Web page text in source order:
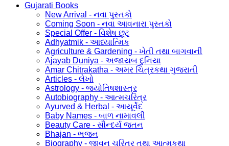
Gujarati Books
New Arrival - નવા પુસ્તકો
Coming Soon - નવા આવનારા પુસ્તકો
Special Offer - વિશેષ છૂટ
Adhyatmik - આધ્યાત્મિક
Agriculture & Gardening - ખેતી તથા બાગવાની
Ajayab Duniya - અજાયબ દુનિયા
Amar Chitrakatha - અમર ચિત્રકથા ગુજરાતી
Articles - લેખો
Astrology - જ્યોતિષશાસ્ત્ર
Autobiography - આત્મચરિત્ર
Ayurved & Herbal - આયૂર્વેદ
Baby Names - બાળ નામાવલી
Beauty Care - સૌન્દર્ય જતન
Bhajan - ભજન
Biography - જીવન ચરિત્ર તથા આત્મકથા